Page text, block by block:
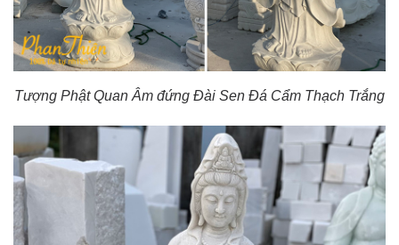
Tượng Phật Quan Âm đứng Đài Sen Đá Cẩm Thạch Trắng